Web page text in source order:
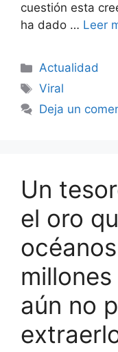
cuestión esta
ha dado … Leer
Categorías
Actualidad
Etiquetas
Viral
Deja un
Un
el oro
aún no